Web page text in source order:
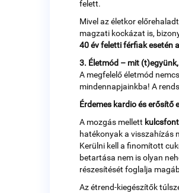
felett.
Mivel az életkor
magzati kockázat is,
40 év feletti férfiak esetén
3. Életmód – mit
A megfelelő életmód
mindennapjainkba! A
Érdemes kardio és erősítő
A mozgás mellett
hatékonyak a visszahízás
Kerülni kell a finomított
betartása nem is olyan
részesítését foglalja
Az étrend-kiegészítők